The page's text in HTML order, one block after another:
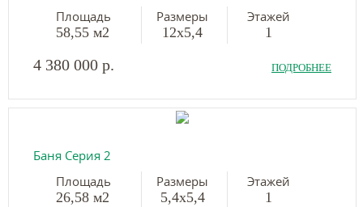
Площадь
58,55 м2
Размеры
12х5,4
Этажей
1
4 380 000 р. ПОДРОБНЕЕ
Баня Серия 2
Площадь
26,58 м2
Размеры
5,4х5,4
Этажей
1